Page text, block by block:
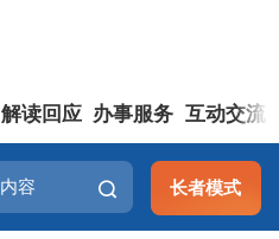
解读回应 办事服务 互动交流
长者模式